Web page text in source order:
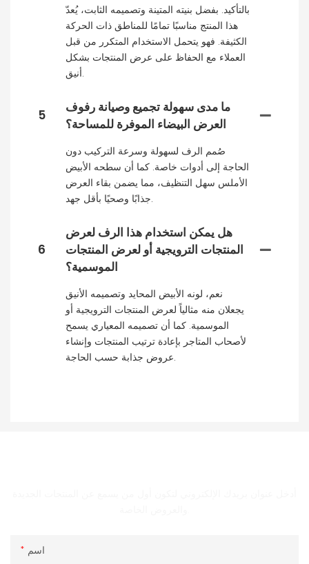
بالتأكيد. بفضل بنيته المتينة وتصميمه الثابت، يُعدّ
هذا المنتج مناسبًا تمامًا للمناطق ذات الحركة
الكثيفة. فهو يتحمل الاستخدام المتكرر من قبل
العملاء مع الحفاظ على عرض المنتجات بشكل
أنيق.
5
ما مدى سهولة تجميع وصيانة رفوف
العرض البيضاء الموفرة للمساحة؟
صُمم الرف لسهولة وسرعة التركيب دون
الحاجة إلى أدوات خاصة. كما أن سطحه الأبيض
الأملس سهل التنظيف، مما يضمن بقاء العرض
جذابًا وصحيًا بأقل جهد.
6
هل يمكن استخدام هذا الرف لعرض
المنتجات الترويجية أو لعرض المنتجات
الموسمية؟
نعم، لونه الأبيض المحايد وتصميمه الأنيق
يجعلان منه مثالياً لعرض المنتجات الترويجية أو
الموسمية. كما أن تصميمه المعياري يسمح
لأصحاب المتاجر بإعادة ترتيب المنتجات وإنشاء
عروض جذابة حسب الحاجة.
اسم